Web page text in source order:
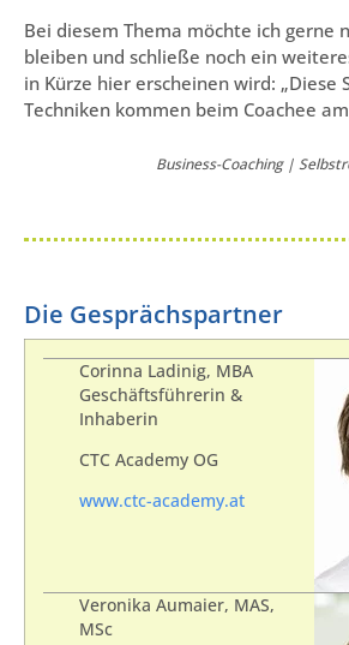
Bei diesem Thema möchte ich gerne
bleiben und schließe noch ein
in Kürze hier erscheinen wird: „Diese
Techniken kommen beim Coachee
Business-Coaching |
Die Gesprächspartner
Corinna Ladinig, MBA
Geschäftsführerin &
Inhaberin
CTC Academy OG
www.ctc-academy.at
Veronika Aumaier, MAS,
MSc